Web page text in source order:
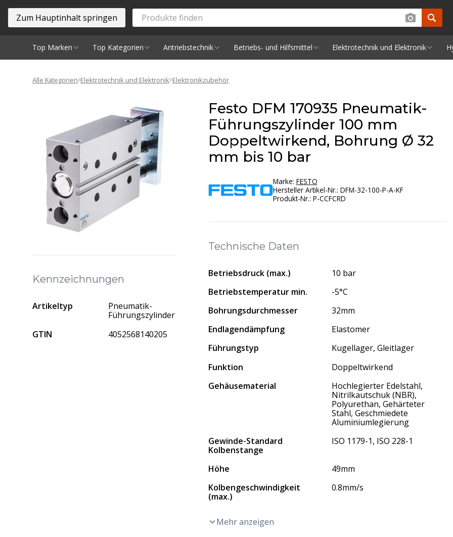
Zum Hauptinhalt springen
Top Marken Top Kategorien Antriebstechnik Betriebs- und Hilfsmittel Elektrotechnik und Elektronik
Alle Kategorien Elektrotechnik und Elektronik Elektronikzubehör
Festo DFM 170935 Pneumatik-
Führungszylinder 100 mm
Doppeltwirkend, Bohrung Ø 32
mm bis 10 bar
Marke: FESTO
Hersteller Artikel-Nr.: DFM-32-100-P-A-KF
Produkt-Nr.: P-CCFCRD
Technische Daten
Betriebsdruck (max.)
10 bar
Betriebstemperatur min.
-5°C
Bohrungsdurchmesser
32mm
Endlagendämpfung
Elastomer
Führungstyp
Kugellager, Gleitlager
Funktion
Doppeltwirkend
Gehäusematerial
Hochlegierter Edelstahl,
Nitrilkautschuk (NBR),
Polyurethan, Gehärteter
Stahl, Geschmiedete
Aluminiumlegierung
Gewinde-Standard
Kolbenstange
ISO 1179-1, ISO 228-1
Höhe
49mm
Kolbengeschwindigkeit
(max.)
0.8mm/s
Mehr anzeigen
Kennzeichnungen
Artikeltyp
Pneumatik-
Führungszylinder
GTIN
4052568140205